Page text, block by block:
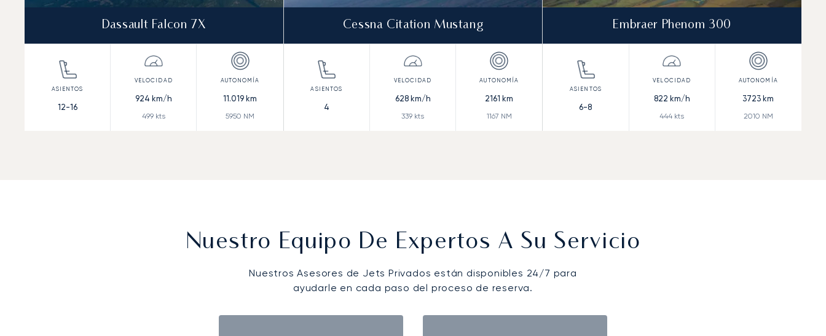
Dassault Falcon 7X
12-16
924 km/h
499kts
11.019 km
5950 NM
Cessna Citation Mustang
4
628km/h
339 kts
2161 km
1167 NM
Embraer Phenom 300
6-8
822 km/h
444 kts
3723 km
2010 NM
Nuestro Equipo De Expertos A Su Servicio
Nuestros Asesores de Jets Privados están disponibles 24/7 para
ayudarle en cada paso del proceso de reserva.